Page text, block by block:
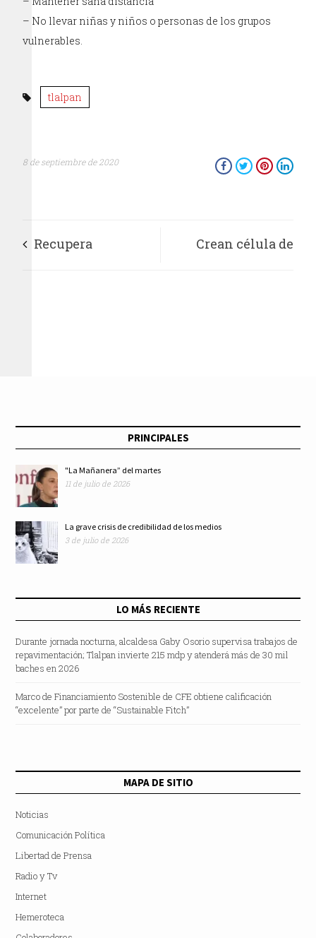
– No llevar niñas y niños o personas de los grupos
vulnerables.
tlalpan
8 de septiembre de 2020
Recupera Crean célula de
PRINCIPALES
"La Mañanera” del martes
11 de julio de 2026
La grave crisis de credibilidad de los medios
3 de julio de 2026
LO MÁS RECIENTE
Durante jornada nocturna, alcaldesa Gaby Osorio supervisa trabajos de
repavimentación; Tlalpan invierte 215 mdp y atenderá más de 30 mil
baches en 2026
Marco de Financiamiento Sostenible de CFE obtiene calificación
“excelente” por parte de “Sustainable Fitch”
MAPA DE SITIO
Noticias
Comunicación Política
Libertad de Prensa
Radio y Tv
Internet
Hemeroteca